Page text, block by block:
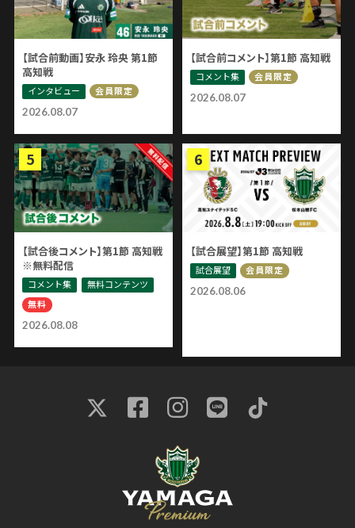
2026.08.07
【試合前動画】安永 玲央 第1節
高知戦
インタビュー 会員限定
2026.08.07
【試合前コメント】第1節 高知戦
コメント集 会員限定
2026.08.08
【試合後コメント】第1節 高知戦
※無料配信
コメント集
無料コンテンツ
無料
2026.08.06
【試合展望】第1節 高知戦
試合展望 会員限定